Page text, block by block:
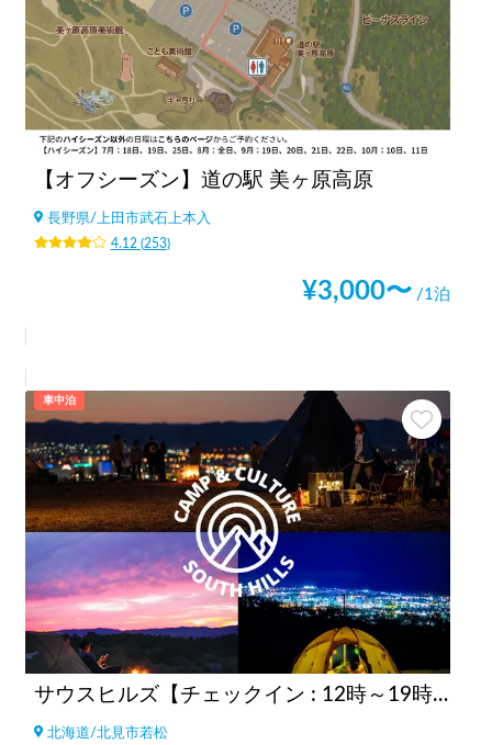
【オフシーズン】道の駅 美ヶ原高原
長野県/ 上田市武石上本入
4.12(253)
¥3,000〜 /1泊
車中泊
サウスヒルズ【チェックイン : 12時～19時まで】
北海道/北見市若松